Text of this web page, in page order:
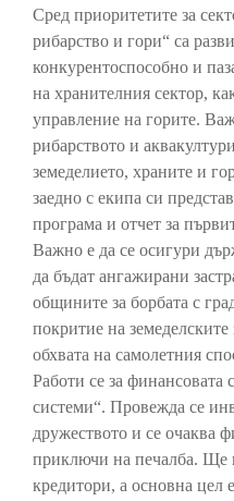
Сред приоритетите за
рибарство и гори“ са
конкурентоспособно и
на хранителния сектор,
управление на горите.
рибарството и
земеделието, храните и
заедно с екипа си
програма и отчет за
Важно е да се осигури
да бъдат ангажирани
общините за борбата с
покритие на
обхвата на самолетния
Работи се за финансовата
системи“. Провежда се
дружеството и се очаква
приключи на печалба. Ще
кредитори, а основна цел